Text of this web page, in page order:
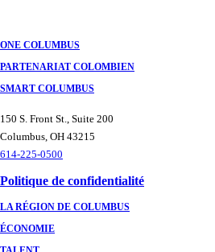
ONE COLUMBUS
PARTENARIAT COLOMBIEN
SMART COLUMBUS
150 S. Front St., Suite 200
Columbus, OH 43215
614-225-0500
Politique de confidentialité
LA RÉGION DE COLUMBUS
ÉCONOMIE